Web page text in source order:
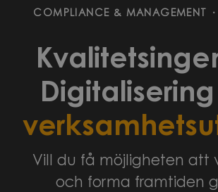
COMPLIANCE & MANAGEMENT ·
Vill du få möjligheten att
och forma framtiden